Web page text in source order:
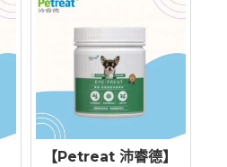
【Petreat 沛睿德】